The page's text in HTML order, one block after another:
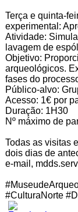
Terça e quinta-
experimental:
Atividade:
lavagem de
Objetivo:
arqueológicos.
fases do
Público-alvo:
Acesso: 1€ por
Duração: 1H30
Nº máximo de
Todas as visitas
dois dias de
e-mail,
#CulturaNorte